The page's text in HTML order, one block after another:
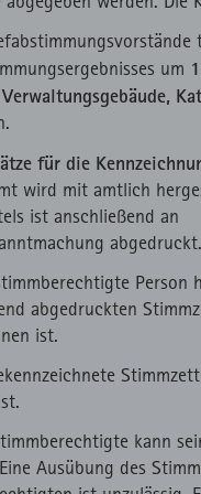
um
für die
wird mit amtlich
ist anschließend an
abgedruckt.
Person
abgedruckten
ist.
kann
Ausübung des
Verwendung des
zu speichern.
von Readspeaker.